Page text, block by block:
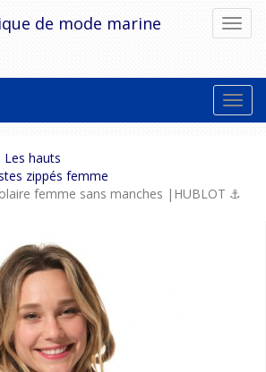
la
de mode marine
la
Les hauts
zippés femme
femme sans manches |HUBLOT ⚓